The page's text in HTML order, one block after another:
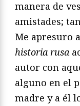
manera de
amistades;
Me apresuro
historia rusa
autor con
alguno en el
madre y a él